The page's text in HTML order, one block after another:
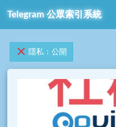
Telegram 公眾索引系統
隱私：公開